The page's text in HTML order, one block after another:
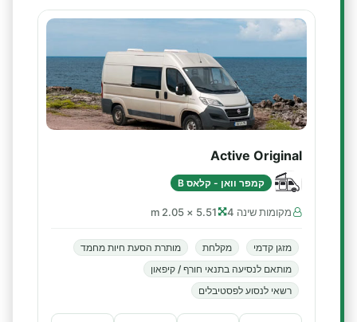
Active Original
קמפר וואן - קלאס B
מקומות שינה 4 5.51 × 2.05 m
מזגן קדמי מקלחת
מותרת הסעת חיות מחמד
מותאם לנסיעה בתנאי חורף / קיפאון
רשאי לנסוע לפסטיבלים